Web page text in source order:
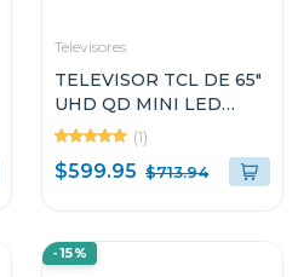
Televisores
TELEVISOR TCL DE 65"
UHD QD MINI LED
GOOGLE TV C6K
(1)
$599.95 $713.94
-15%